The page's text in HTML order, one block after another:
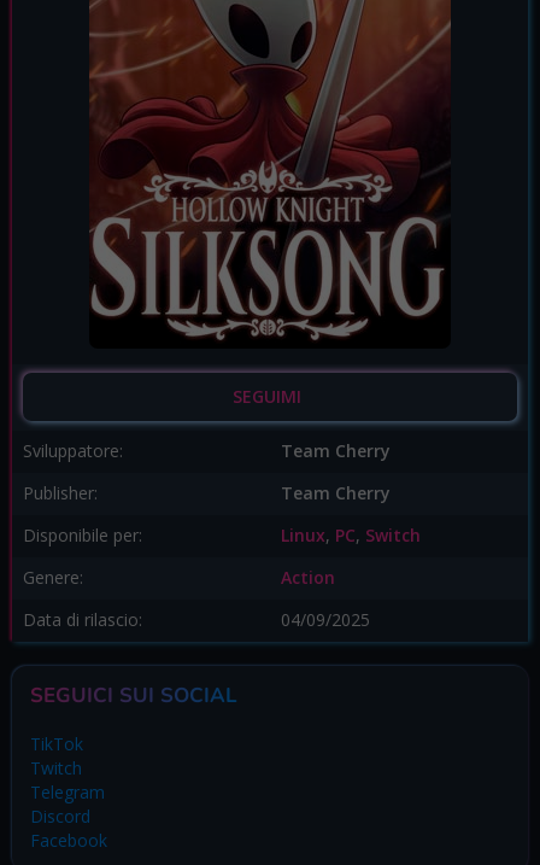
SEGUIMI
Sviluppatore:
Team Cherry
Publisher:
Team Cherry
Disponibile per:
Linux, PC, Switch
Genere:
Action
Data di rilascio:
04/09/2025
SEGUICI SUI SOCIAL
TikTok
Twitch
Telegram
Discord
Facebook